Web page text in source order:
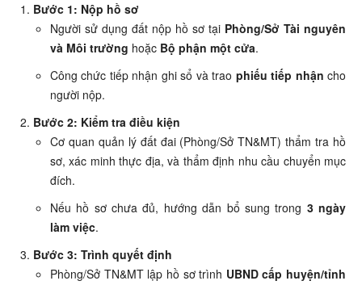
Bước 1: Nộp hồ sơ
Người sử dụng đất nộp hồ sơ tại Phòng/Sở Tài nguyên
và Môi trường hoặc Bộ phận một cửa.
Công chức tiếp nhận ghi sổ và trao phiếu tiếp nhận cho
người nộp.
Bước 2: Kiểm tra điều kiện
Cơ quan quản lý đất đai (Phòng/Sở TN&MT) thẩm tra hồ
sơ, xác minh thực địa, và thẩm định nhu cầu chuyển mục
đích.
Nếu hồ sơ chưa đủ, hướng dẫn bổ sung trong 3 ngày
làm việc.
Bước 3: Trình quyết định
Phòng/Sở TN&MT lập hồ sơ trình UBND cấp huyện/tỉnh